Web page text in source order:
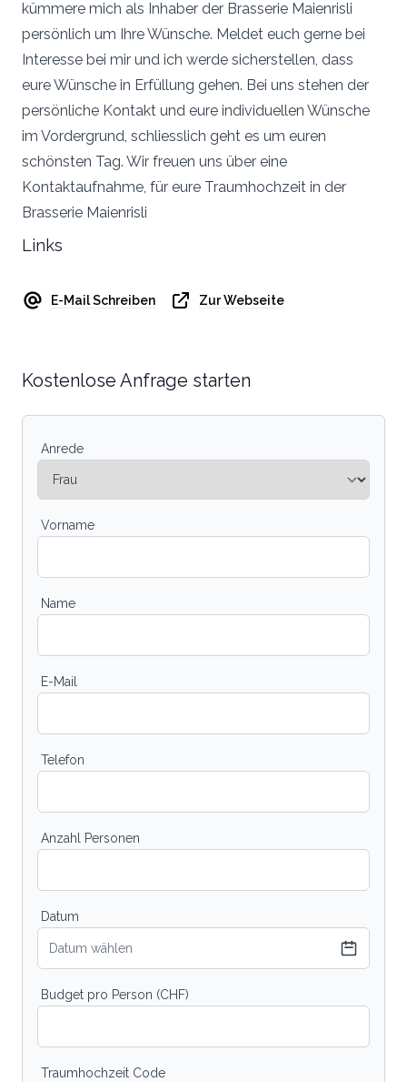
kümmere mich als Inhaber der Brasserie Maienrisli
persönlich um Ihre Wünsche. Meldet euch gerne bei
Interesse bei mir und ich werde sicherstellen, dass
eure Wünsche in Erfüllung gehen. Bei uns stehen der
persönliche Kontakt und eure individuellen Wünsche
im Vordergrund, schliesslich geht es um euren
schönsten Tag. Wir freuen uns über eine
Kontaktaufnahme, für eure Traumhochzeit in der
Brasserie Maienrisli
Links
E-Mail Schreiben Zur Webseite
Kostenlose Anfrage starten
Anrede
Vorname
Name
E-Mail
Telefon
Anzahl Personen
Datum
Datum wählen
Budget pro Person (CHF)
Traumhochzeit Code